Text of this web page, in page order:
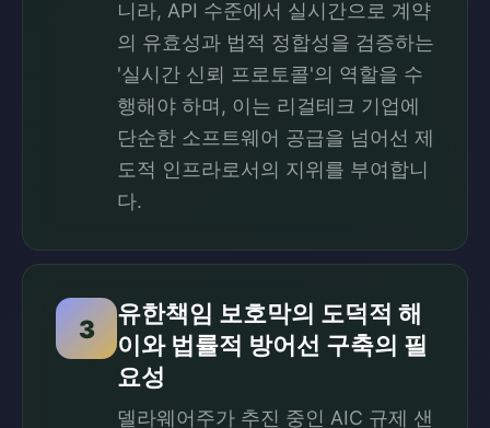
니라, API 수준에서 실시간으로 계약
의 유효성과 법적 정합성을 검증하는
'실시간 신뢰 프로토콜'의 역할을 수
행해야 하며, 이는 리걸테크 기업에
단순한 소프트웨어 공급을 넘어선 제
도적 인프라로서의 지위를 부여합니
다.
3
유한책임 보호막의 도덕적 해
이와 법률적 방어선 구축의 필
요성
델라웨어주가 추진 중인 AIC 규제 샌